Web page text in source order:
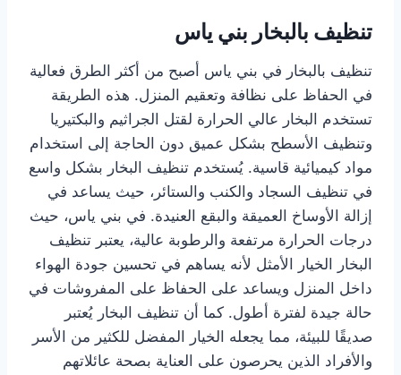
تنظيف بالبخار بني ياس
تنظيف بالبخار في بني ياس أصبح من أكثر الطرق فعالية
في الحفاظ على نظافة وتعقيم المنزل. هذه الطريقة
تستخدم البخار عالي الحرارة لقتل الجراثيم والبكتيريا
وتنظيف الأسطح بشكل عميق دون الحاجة إلى استخدام
مواد كيميائية قاسية. يُستخدم تنظيف البخار بشكل واسع
في تنظيف السجاد والكنب والستائر، حيث يساعد في
إزالة الأوساخ العميقة والبقع العنيدة. في بني ياس، حيث
درجات الحرارة مرتفعة والرطوبة عالية، يعتبر تنظيف
البخار الخيار الأمثل لأنه يساهم في تحسين جودة الهواء
داخل المنزل ويساعد على الحفاظ على المفروشات في
حالة جيدة لفترة أطول. كما أن تنظيف البخار يُعتبر
صديقًا للبيئة، مما يجعله الخيار المفضل للكثير من الأسر
والأفراد الذين يحرصون على العناية بصحة عائلاتهم